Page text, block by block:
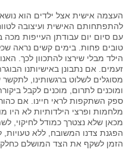
העצמה אישית אצל ילדים הוא
להתפתחותם האישית ועיצובה
עם סיום יום עבודתן העייפות מכה
טובים פחות. בימים קשים נראה
הילד מבלי שירצו להתכוון לכך.
זעמים. אם נתבונן באישיותנו
מסוגלים לשלוט ברגשותינו,
ומוכנים לתרום, מוכנים לקבל
ספק השתקפות לראי חיינו. אם
מלחמות ופרצי הילדותיות לא היו
מכאן שלא נצטרך כמודל לחיקוי,
הפגנת צדנו המשובח, ללא
הזמן לשקף את הצד המושלם כחלק